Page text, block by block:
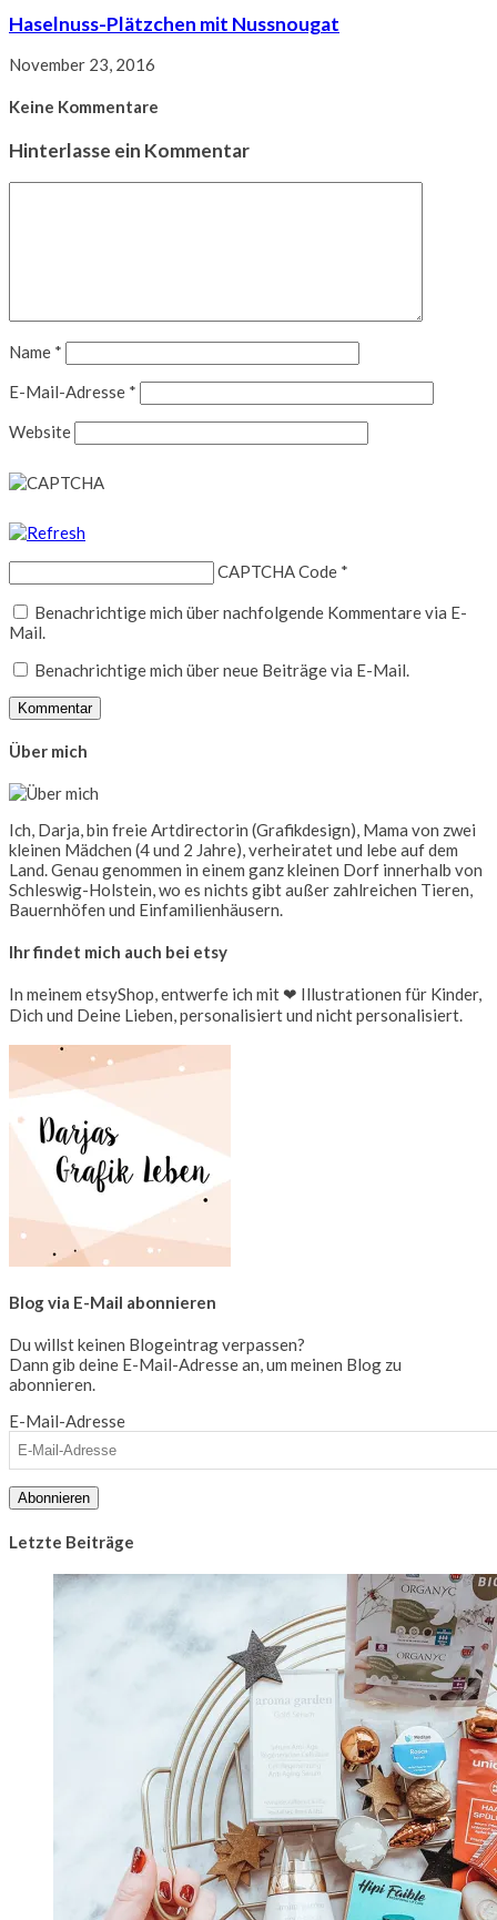
Haselnuss-Plätzchen mit Nussnougat
November 23, 2016
Keine Kommentare
Hinterlasse ein Kommentar
Name *
E-Mail-Adresse *
Website
CAPTCHA Code *
Benachrichtige mich über nachfolgende Kommentare via E-
Mail.
Benachrichtige mich über neue Beiträge via E-Mail.
Über mich
Ich, Darja, bin freie Artdirectorin (Grafikdesign), Mama von zwei
kleinen Mädchen (4 und 2 Jahre), verheiratet und lebe auf dem
Land. Genau genommen in einem ganz kleinen Dorf innerhalb von
Schleswig-Holstein, wo es nichts gibt außer zahlreichen Tieren,
Bauernhöfen und Einfamilienhäusern.
Ihr findet mich auch bei etsy
In meinem etsyShop, entwerfe ich mit ❤ Illustrationen für Kinder,
Dich und Deine Lieben, personalisiert und nicht personalisiert.
Blog via E-Mail abonnieren
Du willst keinen Blogeintrag verpassen?
Dann gib deine E-Mail-Adresse an, um meinen Blog zu
abonnieren.
E-Mail-Adresse
Abonnieren
Letzte Beiträge